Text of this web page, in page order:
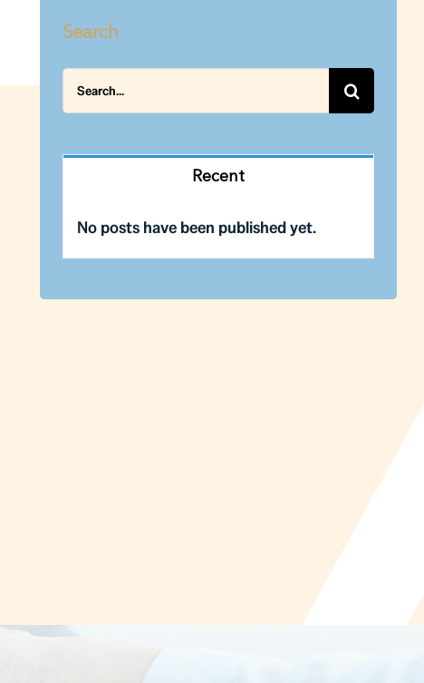
Search
Recent
No posts have been published yet.